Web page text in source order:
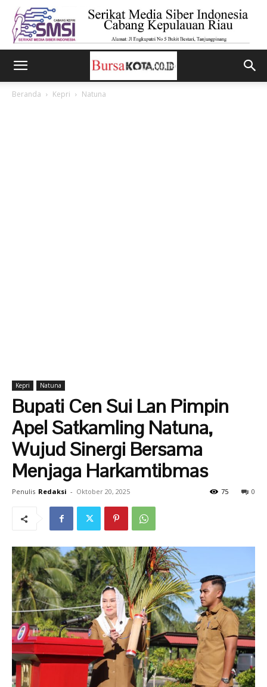
Beranda Kepri Natuna
Kepri Natuna
Bupati Cen Sui Lan Pimpin
Apel Satkamling Natuna,
Wujud Sinergi Bersama
Menjaga Harkamtibmas
Penulis Redaksi - Oktober 20, 2025 0
75